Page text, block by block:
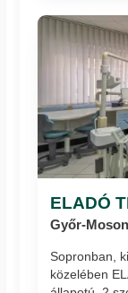
ELADÓ
Győr-
Sopronban,
közelében